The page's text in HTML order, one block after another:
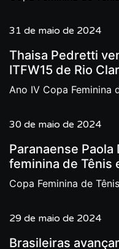
31 de maio de 2024
Thaisa Pedretti
ITFW15 de Rio
Ano IV Copa Feminina
30 de maio de 2024
Paranaense Paola
feminina de Tênis
Copa Feminina de
29 de maio de 2024
Brasileiras